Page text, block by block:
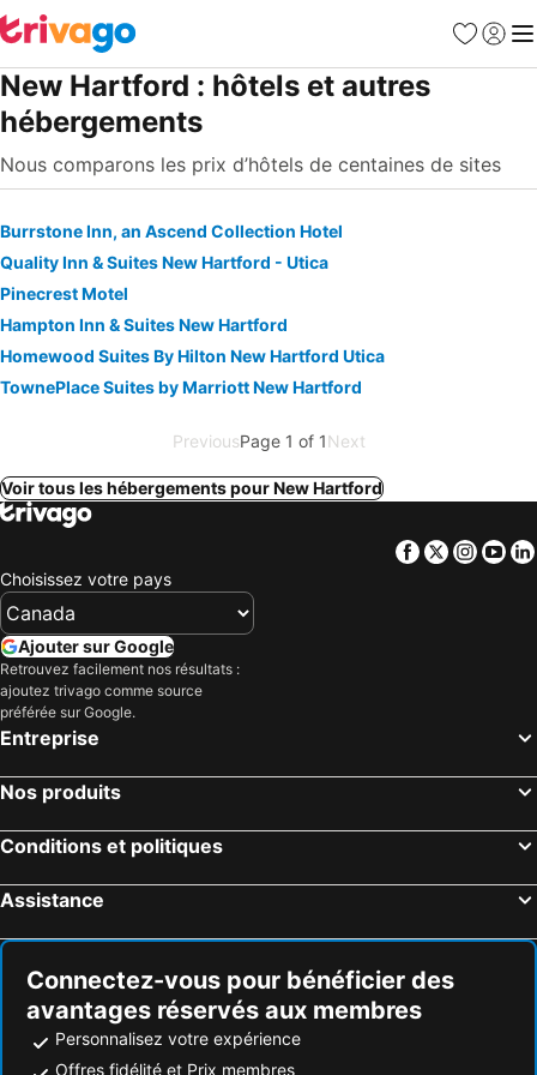
Favoris
Se
New Hartford : hôtels et autres
hébergements
Nous comparons les prix d’hôtels de centaines de sites
Burrstone Inn, an Ascend Collection Hotel
Quality Inn & Suites New Hartford - Utica
Pinecrest Motel
Hampton Inn & Suites New Hartford
Homewood Suites By Hilton New Hartford Utica
TownePlace Suites by Marriott New Hartford
PreviousPage 1 of 1Next
Voir tous les hébergements pour New Hartford
Facebook
Twitter
Choisissez votre pays
Ajouter sur Google
Retrouvez facilement nos résultats :
ajoutez trivago comme source
préférée sur Google.
Entreprise
Nos produits
Conditions et politiques
Assistance
Connectez-vous pour bénéficier des
avantages réservés aux membres
Personnalisez votre expérience
Offres fidélité et Prix membres